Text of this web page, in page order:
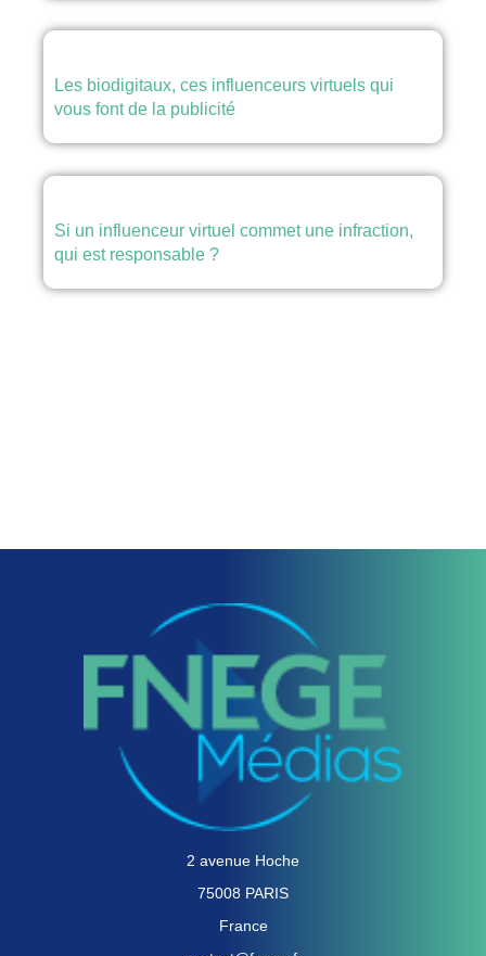
Les biodigitaux, ces influenceurs virtuels qui
vous font de la publicité
Si un influenceur virtuel commet une infraction,
qui est responsable ?
2 avenue Hoche
75008 PARIS
France